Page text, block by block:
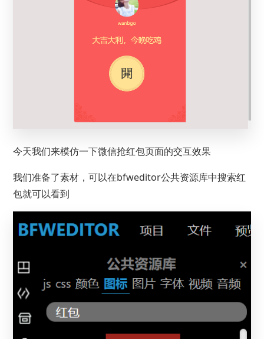
今天我们来模仿一下微信抢红包页面的交互效果
我们准备了素材，可以在bfweditor公共资源库中搜索红
包就可以看到